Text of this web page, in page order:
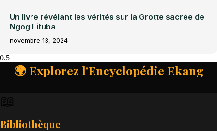
Un livre révélant les vérités sur la Grotte sacrée de
Ngog Lituba
novembre 13, 2024
🌍 Explorez l'Encyclopédie Ekang
Bibliothèque